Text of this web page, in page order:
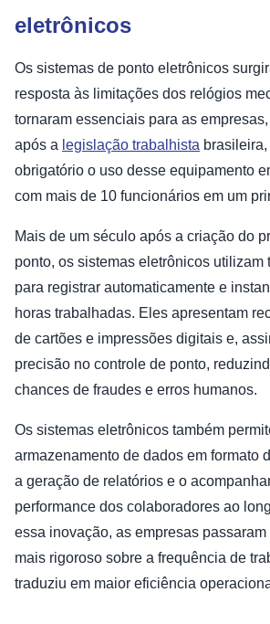
eletrônicos
Os sistemas de ponto eletrônicos
resposta às limitações dos relógios
tornaram essenciais para as
após a legislação trabalhista
obrigatório o uso desse equipamento
com mais de 10 funcionários em um
Mais de um século após a criação do
ponto, os sistemas eletrônicos utilizam
para registrar automaticamente e
horas trabalhadas. Eles apresentam
de cartões e impressões digitais e,
precisão no controle de ponto,
chances de fraudes e erros humanos.
Os sistemas eletrônicos também
armazenamento de dados em formato
a geração de relatórios e o
performance dos colaboradores ao
essa inovação, as empresas
mais rigoroso sobre a frequência de
traduziu em maior eficiência